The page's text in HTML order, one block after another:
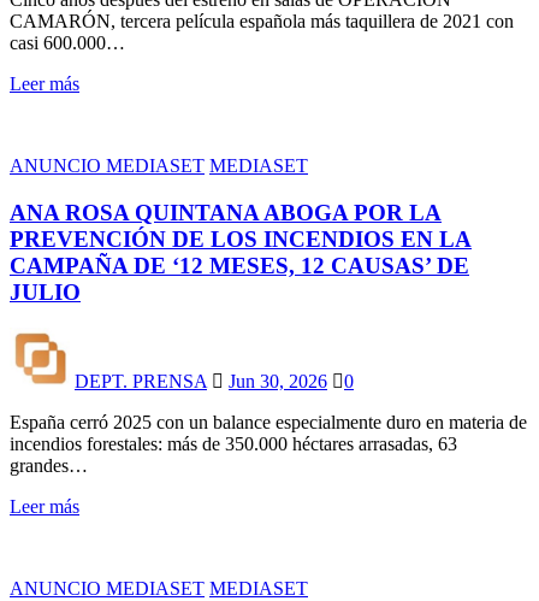
CAMARÓN, tercera película española más taquillera de 2021 con
casi 600.000…
Leer más
ANUNCIO MEDIASET MEDIASET
ANA ROSA QUINTANA ABOGA POR LA
PREVENCIÓN DE LOS INCENDIOS EN LA
CAMPAÑA DE ‘12 MESES, 12 CAUSAS’ DE
JULIO
DEPT. PRENSA Jun 30, 2026
0
España cerró 2025 con un balance especialmente duro en materia de
incendios forestales: más de 350.000 héctares arrasadas, 63
grandes…
Leer más
ANUNCIO MEDIASET MEDIASET